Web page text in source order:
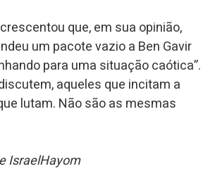
que, em sua opinião,
um pacote vazio a Ben Gavir
para uma situação caótica”.
aqueles que incitam a
lutam. Não são as mesmas
IsraelHayom